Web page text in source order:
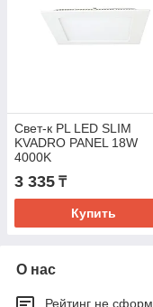
Свет-к PL LED SLIM
KVADRO PANEL 18W
4000K
3 335 ₸
Купить
О нас
Рейтинг не